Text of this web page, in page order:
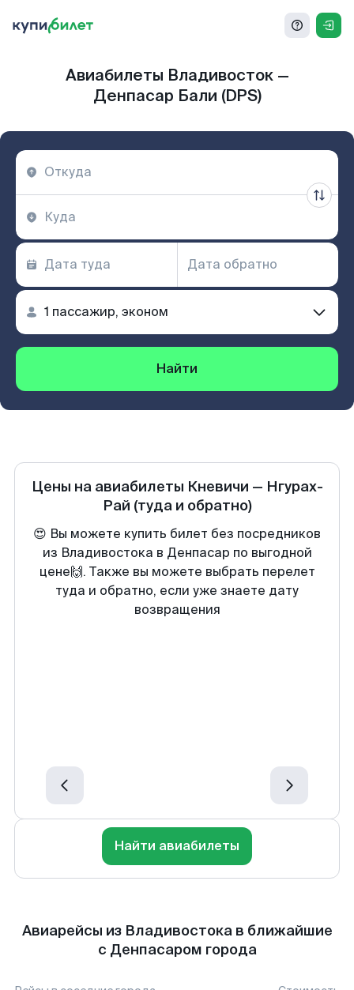
Авиабилеты Владивосток —
Денпасар Бали (DPS)
Найти
Цены на авиабилеты Кневичи — Нгурах-
Рай (туда и обратно)
😍 Вы можете купить билет без посредников
из Владивостока в Денпасар по выгодной
цене🙌. Также вы можете выбрать перелет
туда и обратно, если уже знаете дату
возвращения
Найти авиабилеты
Авиарейсы из Владивостока в ближайшие
с Денпасаром города